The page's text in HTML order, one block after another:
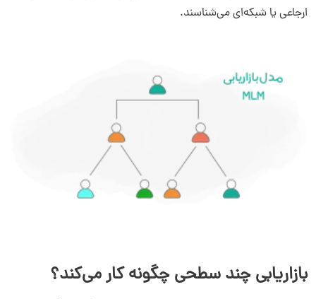
ارجاعی یا شبکه‌ای می‌شناسند.
بازاریابی چند سطحی چگونه کار می‌کند؟